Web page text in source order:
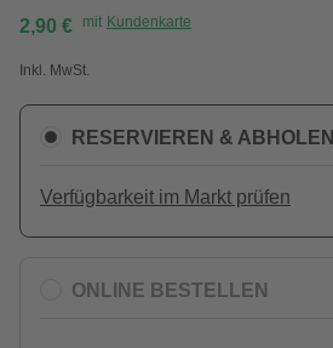
2,90 € mit Kundenkarte
Inkl. MwSt.
RESERVIEREN & ABHOLEN
Verfügbarkeit im Markt prüfen
ONLINE BESTELLEN